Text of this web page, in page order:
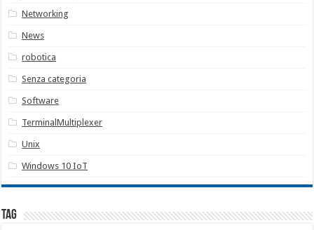
Networking
News
robotica
Senza categoria
Software
TerminalMultiplexer
Unix
Windows 10 IoT
Tag